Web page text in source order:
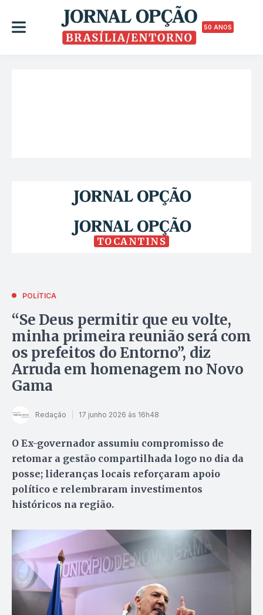
50 ANOS
TOCANTINS
POLÍTICA
“Se Deus permitir que eu volte,
minha primeira reunião será com
os prefeitos do Entorno”, diz
Arruda em homenagem no Novo
Gama
Redação 17 junho 2026 às 16h48
O Ex-governador assumiu compromisso de
retomar a gestão compartilhada logo no dia da
posse; lideranças locais reforçaram apoio
político e relembraram investimentos
históricos na região.